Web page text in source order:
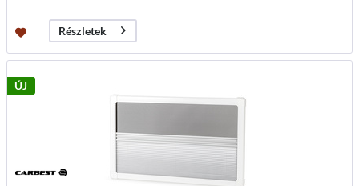
Részletek
ÚJ